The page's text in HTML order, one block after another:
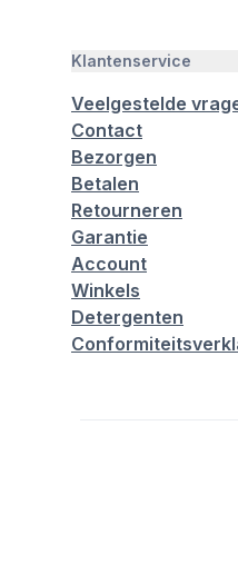
Klantenservice
Veelgestelde
Contact
Bezorgen
Betalen
Retourneren
Garantie
Account
Winkels
Detergenten